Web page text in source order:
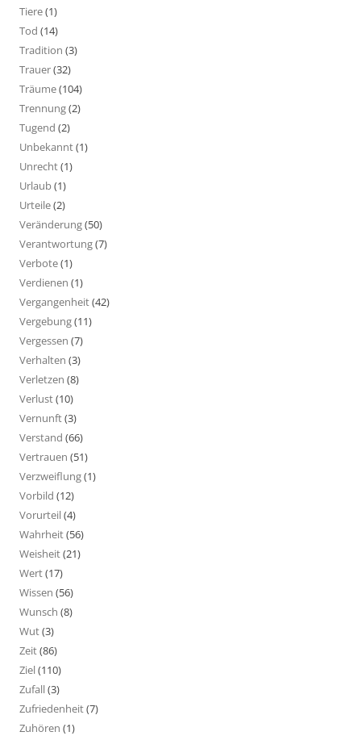
Tiere(1)
Tod (14)
Tradition (3)
Trauer(32)
Träume(104)
Trennung(2)
Tugend (2)
Unbekannt(1)
Unrecht(1)
Urlaub(1)
Urteile(2)
Veränderung(50)
Verantwortung(7)
Verbote(1)
Verdienen (1)
Vergangenheit(42)
Vergebung(11)
Vergessen (7)
Verhalten (3)
Verletzen (8)
Verlust(10)
Vernunft(3)
Verstand (66)
Vertrauen (51)
Verzweiflung(1)
Vorbild (12)
Vorurteil(4)
Wahrheit(56)
Weisheit(21)
Wert(17)
Wissen (56)
Wunsch (8)
Wut(3)
Zeit(86)
Ziel(110)
Zufall(3)
Zufriedenheit(7)
Zuhören (1)